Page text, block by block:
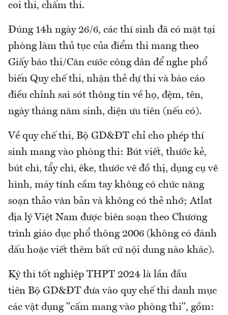
coi thi, chấm thi.
Đúng 14h ngày 26/6, các thí sinh đã có mặt tại
phòng làm thủ tục của điểm thi mang theo
Giấy báo thi/Căn cước công dân để nghe phổ
biến Quy chế thi, nhận thẻ dự thi và báo cáo
điều chỉnh sai sót thông tin về họ, đệm, tên,
ngày tháng năm sinh, diện ưu tiên (nếu có).
Về quy chế thi, Bộ GD&ĐT chỉ cho phép thí
sinh mang vào phòng thi: Bút viết, thước kẻ,
bút chì, tẩy chì, êke, thước vẽ đồ thị, dụng cụ vẽ
hình, máy tính cầm tay không có chức năng
soạn thảo văn bản và không có thẻ nhớ; Atlat
địa lý Việt Nam được biên soạn theo Chương
trình giáo dục phổ thông 2006 (không có đánh
dấu hoặc viết thêm bất cứ nội dung nào khác).
Kỳ thi tốt nghiệp THPT 2024 là lần đầu
tiên Bộ GD&ĐT đưa vào quy chế thi danh mục
các vật dụng "cấm mang vào phòng thi", gồm: